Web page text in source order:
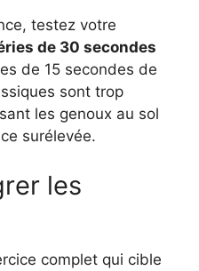
testez votre
de 30 secondes
de 15 secondes de
sont trop
les genoux au sol
surélevée.
les
complet qui cible